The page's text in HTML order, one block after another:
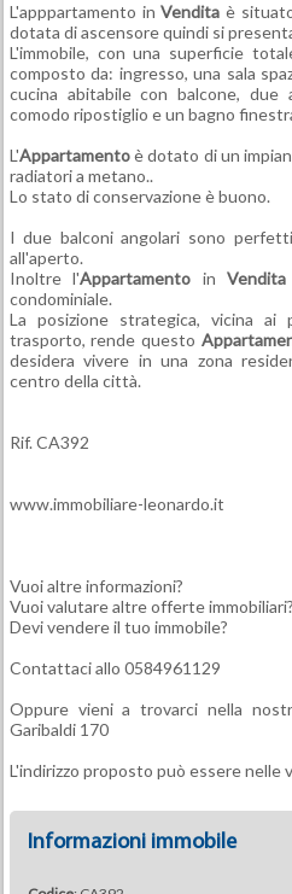
L'apppartamento inVendita è
dotata di ascensore quindi si
L'immobile, con una superficie
composto da: ingresso, una sala
cucina abitabile con balcone, due
comodo ripostiglio e un bagno
L'Appartamentoè dotato di un
radiatori a metano..
Lo stato di conservazione è buono.
I due balconi angolari sono
all'aperto.
Inoltre l'Appartamento inVendita
condominiale.
La posizione strategica, vicina ai
trasporto, rende questo
desidera vivere in una zona
centro della città.
Rif. CA392
www.immobiliare-leonardo.it
Vuoi altre informazioni?
Vuoi valutare altre offerte immobiliari?
Devi vendere il tuo immobile?
Contattaci allo 0584961129
Oppure vieni a trovarci nella
Garibaldi 170
L'indirizzo proposto può essere nelle
Informazioni immobile